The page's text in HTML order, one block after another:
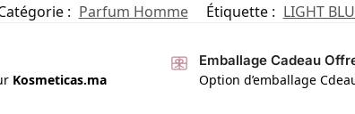
: Parfum Homme Étiquette : LIGHT
Kosmeticas.ma
Emballage Cadeau
Option d’emballage